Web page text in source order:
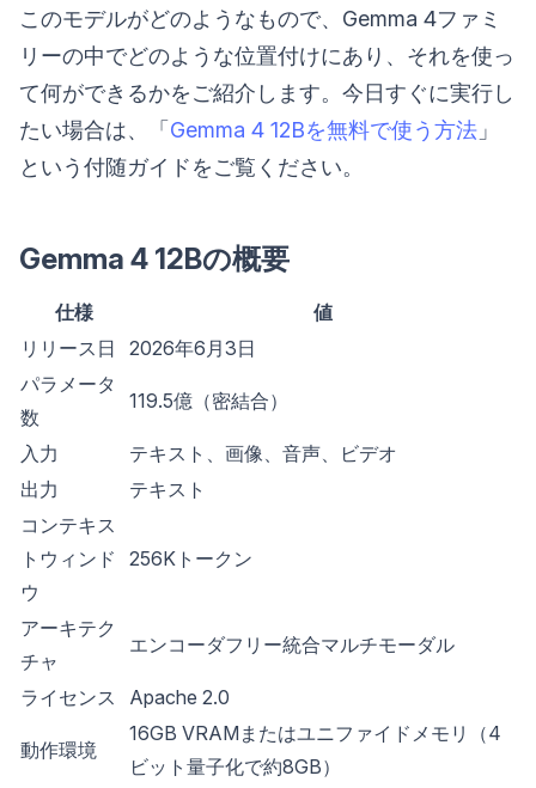
このモデルがどのようなもので、Gemma 4ファミ
リーの中でどのような位置付けにあり、それを使っ
て何ができるかをご紹介します。今日すぐに実行し
たい場合は、「Gemma 4 12Bを無料で使う方法 」
という付随ガイドをご覧ください。
Gemma 4 12Bの概要
仕様
値
リリース日
2026年6月3日
パラメータ
数
119.5億（密結合）
入力
テキスト、画像、音声、ビデオ
出力
テキスト
コンテキス
トウィンド
ウ
256Kトークン
アーキテク
チャ
エンコーダフリー統合マルチモーダル
ライセンス Apache 2.0
動作環境
16GB VRAMまたはユニファイドメモリ（4
ビット量子化で約8GB）